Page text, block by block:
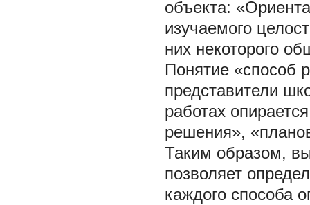
объекта:
изучаемого
них некоторого
Понятие «способ
представители
работах
решения»,
Таким образом,
позволяет
каждого способа